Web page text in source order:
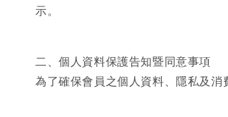
示。
二、個人資料保護告知暨同意事項
為了確保會員之個人資料、隱私及